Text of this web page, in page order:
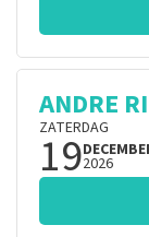
ANDRE
ZATERDAG
192026